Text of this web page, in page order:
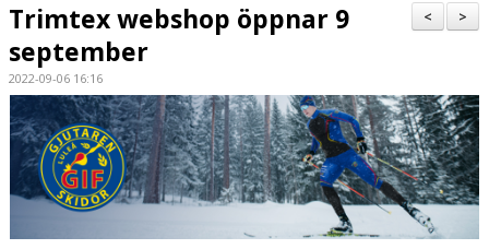
TRÄNINGSPOLICY
VÅRA GRUPPER/LEDARE
STYRELSE & STADGAR
MULTIBANAN
>
<
Trimtex webshop öppnar 9
september
2022-09-06 16:16